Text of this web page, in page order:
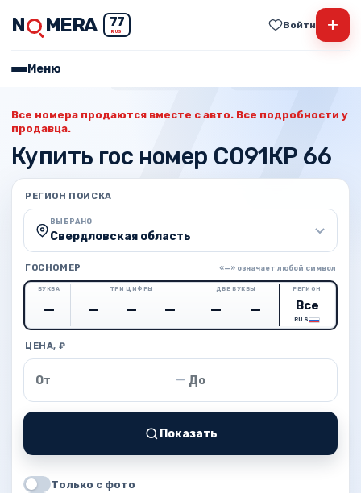
N MERA 77
RUS
Войти +
Меню
Все номера продаются вместе с авто. Все подробности у
продавца.
Купить гос номер С091КР 66
РЕГИОН ПОИСКА
ВЫБРАНО
Свердловская область
ГОСНОМЕР «—» означает любой символ
БУКВА ТРИ ЦИФРЫ ДВЕ БУКВЫ РЕГИОН
RUS
ЦЕНА, ₽
Цена от — Цена до
Показать
Только с фото